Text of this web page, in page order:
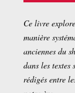
Ce livre
manière
anciennes du
dans les textes
rédigés entre